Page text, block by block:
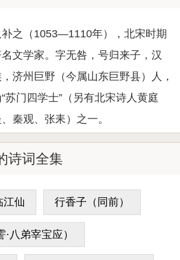
之（1053—1110年），北宋时期
文学家。字无咎，号归来子，汉
济州巨野（今属山东巨野县）人，
苏门四学士”（另有北宋诗人黄庭
秦观、张耒）之一。
诗词全集
江仙 行香子（同前）
八弟宰宝应）